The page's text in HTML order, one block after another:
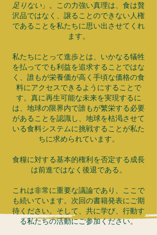
足りない 」。この力強い真理は、食は贅
沢品ではなく、譲ることのできない人権
であることを私たちに思い出させてくれ
ます。
私たちにとって進歩とは、いかなる犠牲
を払ってでも利益を追求することではな
く、誰もが栄養価が高く手頃な価格の食
料にアクセスできるようにすることで
す。真に再生可能な未来を実現するに
は、地球の限界内で誰もが繁栄する必要
があることを認識し、地球を枯渇させて
いる食料システムに挑戦することが私た
ちに求められています。
食糧に対する基本的権利を否定する成長
は前進ではなく後退である。
これは非常に重要な議論であり、ここで
も続いています。次回の書籍発表にご期
待ください。そして、共に学び、行動す
る私たちの活動にご参加ください。